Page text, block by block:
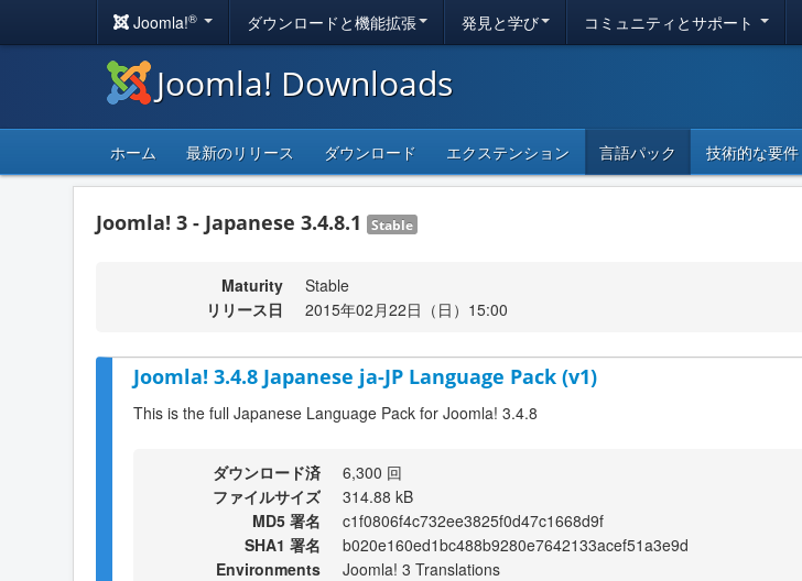
Joomla!® ダウンロードと機能拡張 発見と学び コミュニティとサポート
Joomla! Downloads
ホーム 最新のリリース ダウンロード エクステンション 言語パック 技術的な要件
Joomla! 3 - Japanese 3.4.8.1 Stable
Maturity
Stable
リリース日
2015年02月22日（日）15:00
Joomla! 3.4.8 Japanese ja-JP Language Pack (v1)
This is the full Japanese Language Pack for Joomla! 3.4.8
ダウンロード済
6,300 回
ファイルサイズ
314.88 kB
MD5 署名
c1f0806f4c732ee3825f0d47c1668d9f
SHA1 署名
b020e160ed1bc488b9280e7642133acef51a3e9d
Environments
Joomla! 3 Translations